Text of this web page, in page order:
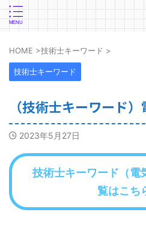
HOME >技術士キーワード >
技術士キーワード
（技術士キーワード
2023年5月27日
技術士キーワード（電
覧はこち